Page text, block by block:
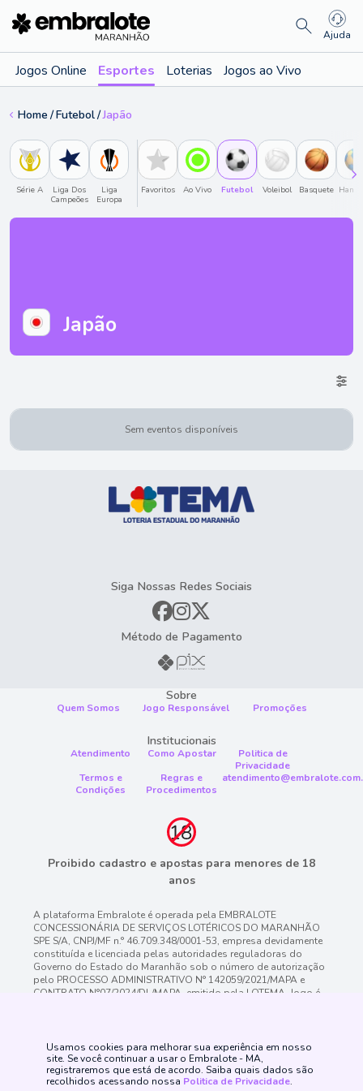
Ajuda
Jogos Online Esportes Loterias Jogos ao Vivo
Home Futebol Japão
Série A
Liga Dos
Campeões
Liga
Europa
Favoritos Ao Vivo Futebol Voleibol Basquete
Japão
Sem eventos disponíveis
Usamos cookies para melhorar sua experiência em nosso
site. Se você continuar a usar o Embralote - MA,
registraremos que está de acordo. Saiba quais dados são
recolhidos acessando nossa Politica de Privacidade.
Siga Nossas Redes Sociais
Método de Pagamento
Sobre
Quem Somos Jogo Responsável Promoções
Institucionais
Atendimento Como Apostar
Politica de
Privacidade
Termos e
Condições
Regras e
Procedimentos
Proibido cadastro e apostas para menores de 18
anos
A plataforma Embralote é operada pela EMBRALOTE
CONCESSIONÁRIA DE SERVIÇOS LOTÉRICOS DO MARANHÃO
SPE S/A, CNPJ/MF n.° 46.709.348/0001-53, empresa devidamente
constituída e licenciada pelas autoridades reguladoras do
Governo do Estado do Maranhão sob o número de autorização
pelo PROCESSO ADMINISTRATIVO N° 142059/2021/MAPA e
CONTRATO N°07/2024/DL/MAPA. emitido pela LOTEMA. Jogo é
ferramentas disponíveis. Jogue com responsabilidade.